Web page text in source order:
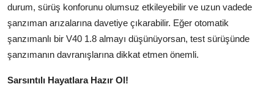
durum, sürüş konforunu olumsuz etkileyebilir ve uzun vadede
şanzıman arızalarına davetiye çıkarabilir. Eğer otomatik
şanzımanlı bir V40 1.8 almayı düşünüyorsan, test sürüşünde
şanzımanın davranışlarına dikkat etmen önemli.
Sarsıntılı Hayatlara Hazır Ol!